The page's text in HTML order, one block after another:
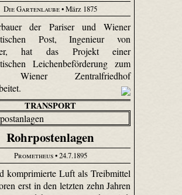
Die Gartenlaube• März 1875
der Pariser und Wiener
Post, Ingenieur von
hat das Projekt einer
Leichenbeförderung zum
Wiener Zentralfriedhof
TRANSPORT
Rohrpostenlagen
Prometheus• 24.7.1895
komprimierte Luft als Treibmittel
erst in den letzten zehn Jahren